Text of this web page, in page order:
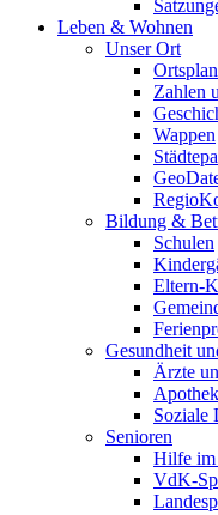
Leben & Wohnen
Unser Ort
Ortsplan
Zahlen
Wappen
Bildung &
Schulen
Eltern-
Gesundheit
Ärzte
Soziale
Senioren
Hilfe
VdK-